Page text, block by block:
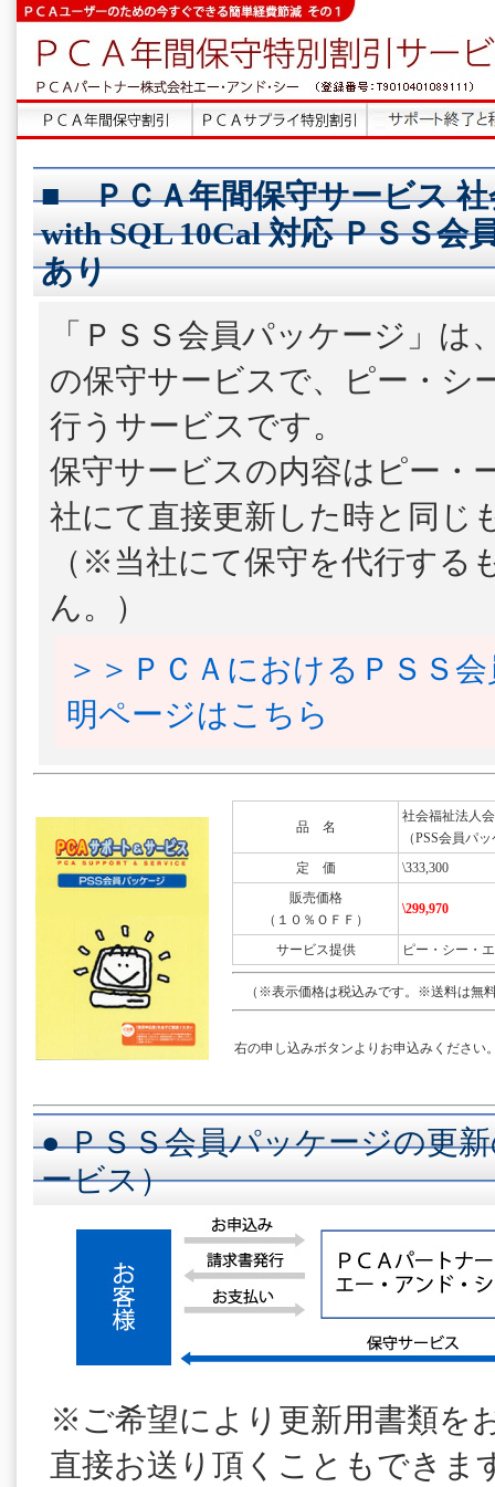
■ ＰＣＡ年間保守サービス 社
with SQL 10Cal 対応 ＰＳＳ会
あり
「ＰＳＳ会員パッケージ」は
の保守サービスで、ピー・シ
行うサービスです。
保守サービスの内容はピー・
社にて直接更新した時と同じ
（※当社にて保守を代行する
ん。）
＞＞ＰＣＡにおけるＰＳＳ
明ページはこちら
品 名
社会福祉法人
（PSS会員パ
定 価
\333,300
販売価格
（１０％ＯＦＦ）
\299,970
サービス提供 ピー・シー・
（※表示価格は税込みです。※送料は無
右の申し込みボタンよりお申込みください
● ＰＳＳ会員パッケージの更
ービス）
※ご希望により更新用書類を
直接お送り頂くこともできま